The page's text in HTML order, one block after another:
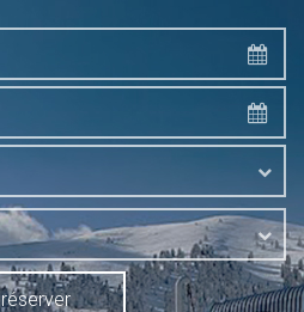
réserver